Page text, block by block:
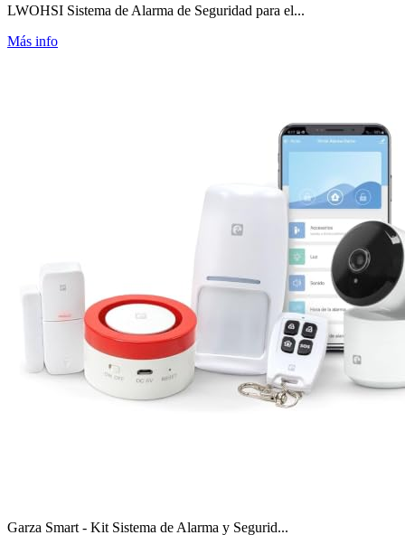
LWOHSI Sistema de Alarma de Seguridad para el...
Más info
Garza Smart - Kit Sistema de Alarma y Segurid...